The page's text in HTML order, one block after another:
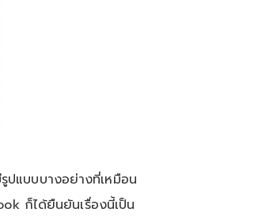
แบบบางอย่างที่เหมือน
ก็ได้ยืนยันเรื่องนี้เป็น